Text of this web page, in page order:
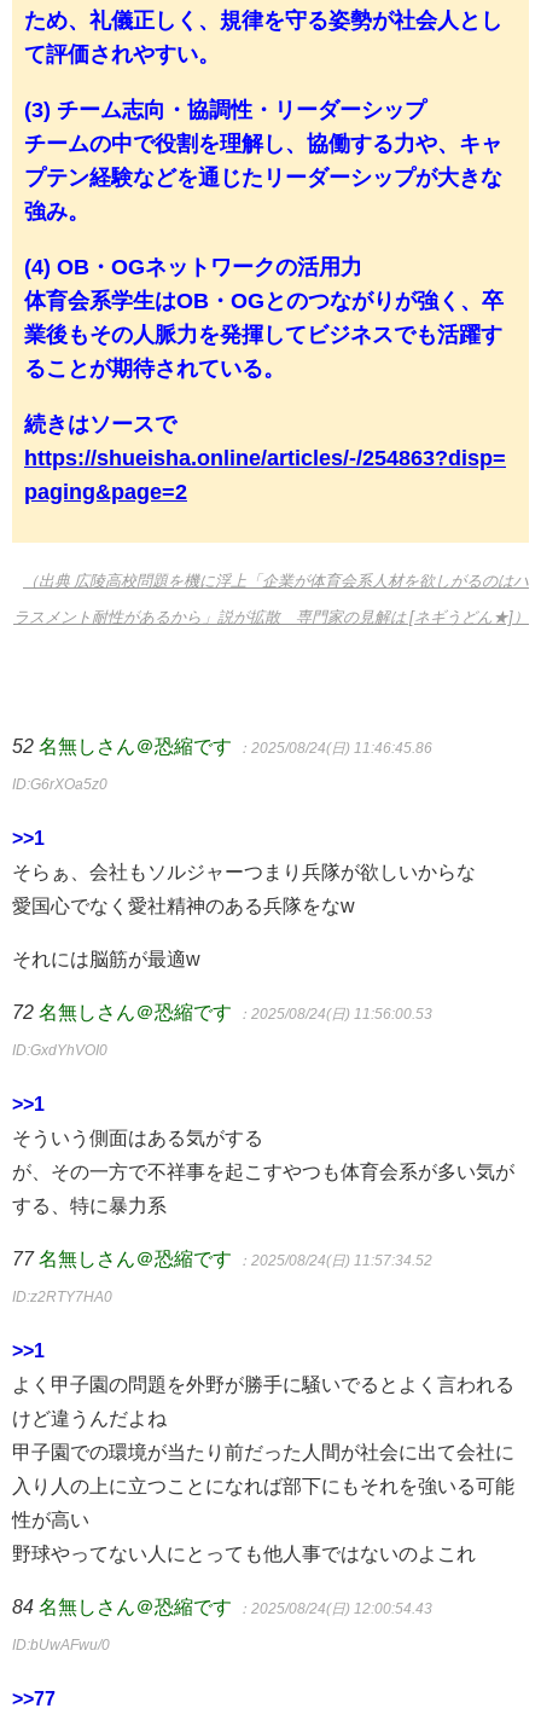
ため、礼儀正しく、規律を守る姿勢が社会人とし
て評価されやすい。
(3) チーム志向・協調性・リーダーシップ
チームの中で役割を理解し、協働する力や、キャ
プテン経験などを通じたリーダーシップが大きな
強み。
(4) OB・OGネットワークの活用力
体育会系学生はOB・OGとのつながりが強く、卒
業後もその人脈力を発揮してビジネスでも活躍す
ることが期待されている。
続きはソースで
https://shueisha.online/articles/-/254863?disp=
paging&page=2
（出典 広陵高校問題を機に浮上「企業が体育会系人材を欲しがるのはハ
ラスメント耐性があるから」説が拡散 専門家の見解は [ネギうどん★]）
52 名無しさん＠恐縮です ：2025/08/24(日) 11:46:45.86
ID:G6rXOa5z0
>>1
そらぁ、会社もソルジャーつまり兵隊が欲しいからな
愛国心でなく愛社精神のある兵隊をなw
それには脳筋が最適w
72 名無しさん＠恐縮です ：2025/08/24(日) 11:56:00.53
ID:GxdYhVOI0
>>1
そういう側面はある気がする
が、その一方で不祥事を起こすやつも体育会系が多い気が
する、特に暴力系
77 名無しさん＠恐縮です ：2025/08/24(日) 11:57:34.52
ID:z2RTY7HA0
>>1
よく甲子園の問題を外野が勝手に騒いでるとよく言われる
けど違うんだよね
甲子園での環境が当たり前だった人間が社会に出て会社に
入り人の上に立つことになれば部下にもそれを強いる可能
性が高い
野球やってない人にとっても他人事ではないのよこれ
84 名無しさん＠恐縮です ：2025/08/24(日) 12:00:54.43
ID:bUwAFwu/0
>>77